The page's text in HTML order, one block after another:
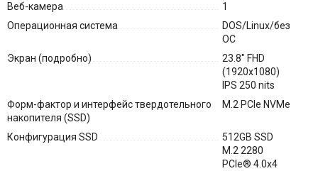
Веб-камера
1
Операционная система
DOS/Linux/без
ОС
Экран (подробно)
23.8" FHD
(1920x1080)
IPS 250 nits
Форм-фактор и интерфейс твердотельного
накопителя (SSD)
M.2 PCIe NVMe
Конфигурация SSD
512GB SSD
M.2 2280
PCIe® 4.0x4